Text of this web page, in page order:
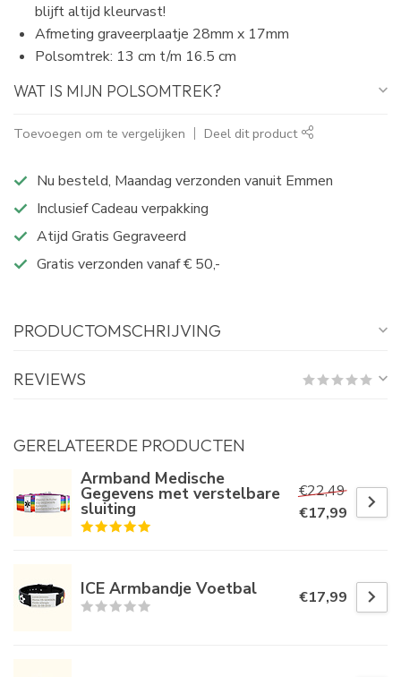
blijft altijd kleurvast!
Afmeting graveerplaatje 28mm x 17mm
Polsomtrek: 13 cm t/m 16.5 cm
WAT IS MIJN POLSOMTREK?
Toevoegen om te vergelijken Deel dit product
Nu besteld, Maandag verzonden vanuit Emmen
Inclusief Cadeau verpakking
Atijd Gratis Gegraveerd
Gratis verzonden vanaf € 50,-
PRODUCTOMSCHRIJVING
REVIEWS
GERELATEERDE PRODUCTEN
Armband Medische
Gegevens met verstelbare
sluiting
€22,49
€17,99
ICE Armbandje Voetbal €17,99